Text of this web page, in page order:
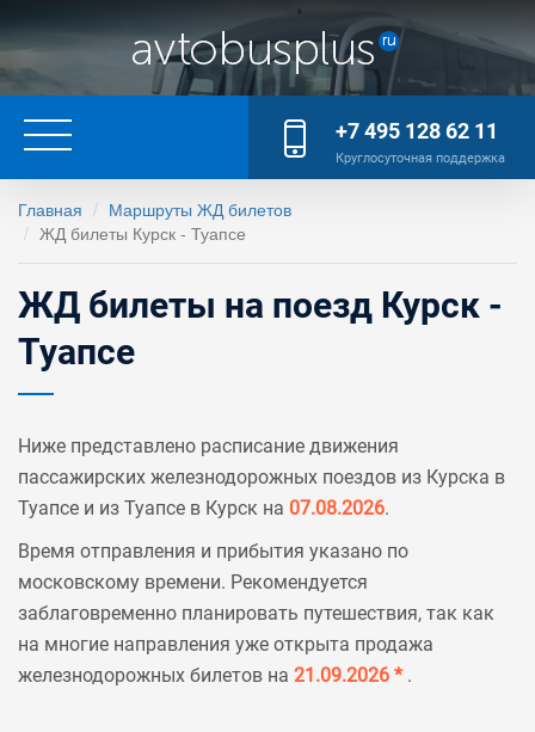
+7 495 128 62 11
Круглосуточная поддержка
Главная
Маршруты ЖД билетов
ЖД билеты Курск - Туапсе
ЖД билеты на поезд Курск -
Туапсе
Ниже представлено расписание движения
пассажирских железнодорожных поездов из Курска в
Туапсе и из Туапсе в Курск на 07.08.2026.
Время отправления и прибытия указано по
московскому времени. Рекомендуется
заблаговременно планировать путешествия, так как
на многие направления уже открыта продажа
железнодорожных билетов на 21.09.2026 * .